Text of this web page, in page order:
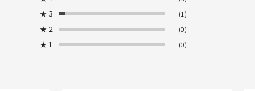
★3 (1)
★ 2 (0)
★ 1 (0)